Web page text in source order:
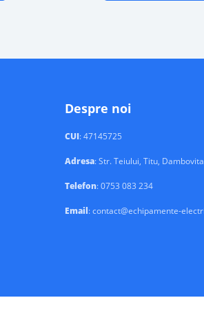
Despre noi
CUI: 47145725
Adresa: Str. Teiului, Titu, Dambovita
Telefon: 0753 083 234
Email: contact@echipamente-